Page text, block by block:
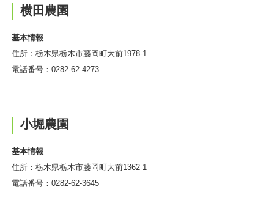
横田農園
基本情報
住所：栃木県栃木市藤岡町大前1978-1
電話番号：0282-62-4273
小堀農園
基本情報
住所：栃木県栃木市藤岡町大前1362-1
電話番号：0282-62-3645